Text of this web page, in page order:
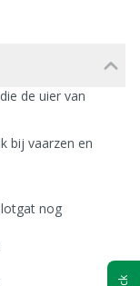
de uier van
bij vaarzen en
nog